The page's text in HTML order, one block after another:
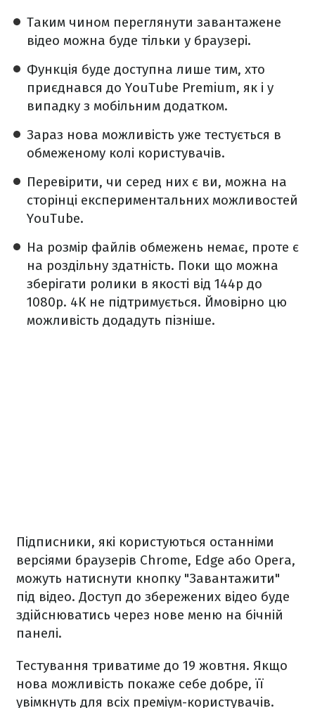
Таким чином переглянути завантажене
відео можна буде тільки у браузері.
Функція буде доступна лише тим, хто
приєднався до YouTube Premium, як і у
випадку з мобільним додатком.
Зараз нова можливість уже тестується в
обмеженому колі користувачів.
Перевірити, чи серед них є ви, можна на
сторінці експериментальних можливостей
YouTube.
На розмір файлів обмежень немає, проте є
на роздільну здатність. Поки що можна
зберігати ролики в якості від 144p до
1080p. 4К не підтримується. Ймовірно цю
можливість додадуть пізніше.
Підписники, які користуються останніми
версіями браузерів Chrome, Edge або Opera,
можуть натиснути кнопку "Завантажити"
під відео. Доступ до збережених відео буде
здійснюватись через нове меню на бічній
панелі.
Тестування триватиме до 19 жовтня. Якщо
нова можливість покаже себе добре, її
увімкнуть для всіх преміум-користувачів.